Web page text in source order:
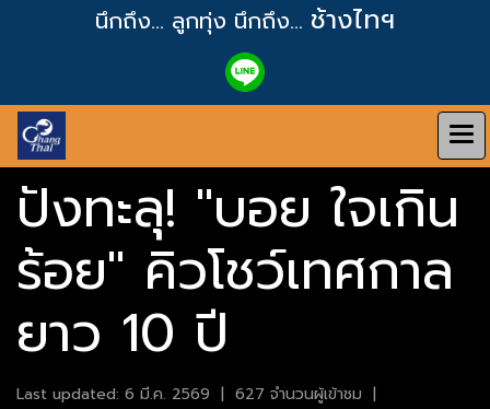
นึกถึง... ลูกทุ่ง นึกถึง... ช้างไทฯ
ปังทะลุ! "บอย ใจเกิน
ร้อย" คิวโชว์เทศกาล
ยาว 10 ปี
Last updated: 6 มี.ค. 2569 | 627 จำนวนผู้เข้าชม |